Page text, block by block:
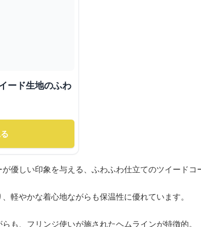
ード生地のふわ
優しい印象を与える、ふわふわ仕立てのツイードコ
軽やかな着心地ながらも保温性に優れています。
も、フリンジ使いが施されたヘムラインが特徴的。